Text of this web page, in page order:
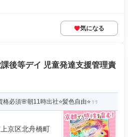
気になる
後等デイ 児童発達支援管理責
必須🌸朝11時出社⭐髪色自由⭐
京区北舟橋町